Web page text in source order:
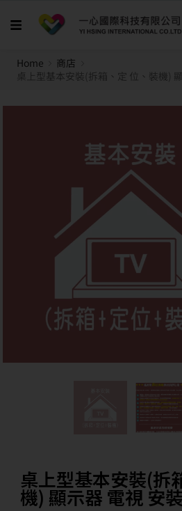
Home
商店
桌上型基本安裝(拆箱、定 位、裝機)
桌上型基本安裝(拆
機) 顯示器 電視 安